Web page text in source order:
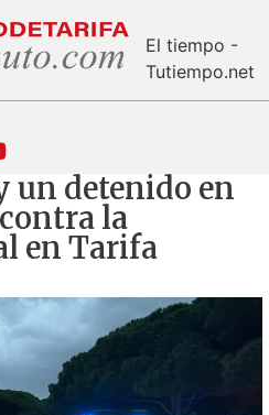
El tiempo -
Tutiempo.net
un detenido en
la
en Tarifa